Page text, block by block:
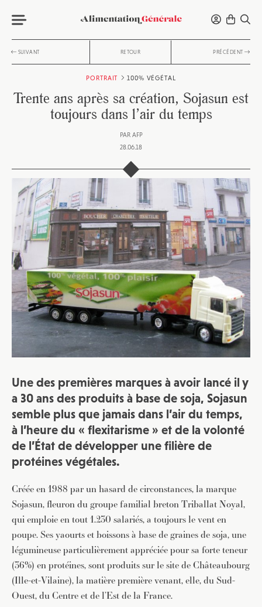
SUIVANT RETOUR PRÉCÉDENT
PORTRAIT 100% VÉGÉTAL
Trente ans après sa création, Sojasun est
toujours dans l’air du temps
PAR AFP
28.06.18
Une des premières marques à avoir lancé il y
a 30 ans des produits à base de soja, Sojasun
semble plus que jamais dans l’air du temps,
à l’heure du « flexitarisme » et de la volonté
de l’État de développer une filière de
protéines végétales.
Créée en 1988 par un hasard de circonstances, la marque
Sojasun, fleuron du groupe familial breton Triballat Noyal,
qui emploie en tout 1.230 salariés, a toujours le vent en
poupe. Ses yaourts et boissons à base de graines de soja, une
légumineuse particulièrement appréciée pour sa forte teneur
(36%) en protéines, sont produits sur le site de Châteaubourg
(Ille-et-Vilaine), la matière première venant, elle, du Sud-
Ouest, du Centre et de l’Est de la France.